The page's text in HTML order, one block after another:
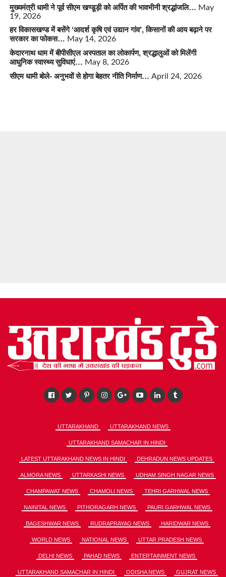
मुख्यमंत्री धामी ने पूर्व सीएम खण्डूड़ी को अर्पित की भावभीनी श्रद्धांजलि… May
19, 2026
हर विकासखण्ड में बसेंगे ‘आदर्श कृषि एवं उद्यान गांव’, किसानों की आय बढ़ाने पर
सरकार का फोकस… May 14, 2026
केदारनाथ धाम में बीपीसीएल अस्पताल का लोकार्पण, श्रद्धालुओं को मिलेंगी
आधुनिक स्वास्थ्य सुविधाएं… May 8, 2026
सीएम धामी बोले- अनुभवों से होगा बेहतर नीति निर्माण… April 24, 2026
UTTARAKHAND UTTARAKHAND NEWS
UTTARAKHAND SAMACHAR IN HINDI
LATEST UTTARAKHAND NEWS IN HINDI DEHRADUN NEWS UPDATES
ALMORA NEWS UTTARKASHI NEWS UDHAM SINGH NAGAR NEWS
CHAMPAWAT NEWS CHAMOLI NEWS TEHRI GARHWAL NEWS
NAINITAL NEWS PITHORAGARH NEWS PAURI GARHWAL NEWS
BAGESHWAR NEWS RUDRAPRAYAG NEWS HARIDWAR NEWS
WORLD NEWS NATIONAL NEWS UTTAR PRADESH NEWS
DELHI NEWS PAHAD NEWS ENTERTAINMENT NEWS
UTTARAKHAND SAMACHAR IN HINDI ODISHA NEWS GUJRAT NEWS